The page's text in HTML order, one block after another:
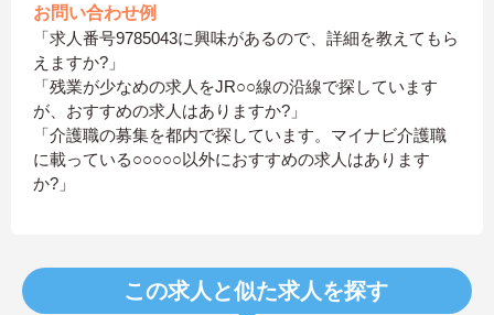
お問い合わせ例
「求人番号9785043に興味があるので、詳細を教えてもら
えますか?」
「残業が少なめの求人をJR○○線の沿線で探しています
が、おすすめの求人はありますか?」
「介護職の募集を都内で探しています。マイナビ介護職
に載っている○○○○○以外におすすめの求人はあります
か?」
この求人と似た求人を探す